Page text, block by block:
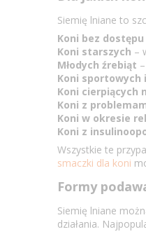
Siemię lniane to
Koni bez
Koni starszych –
Młodych źrebiąt
Koni
Koni cierpiących
Koni z
Koni w okresie
Koni z
Wszystkie te
smaczki dla koni
Formy
Siemię lniane
działania.